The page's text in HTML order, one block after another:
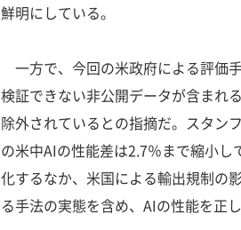
鮮明にしている。
一方で、今回の米政府による評価
検証できない非公開データが含まれ
除外されているとの指摘だ。スタン
の米中AIの性能差は2.7％まで縮小
化するなか、米国による輸出規制の
る手法の実態を含め、AIの性能を正